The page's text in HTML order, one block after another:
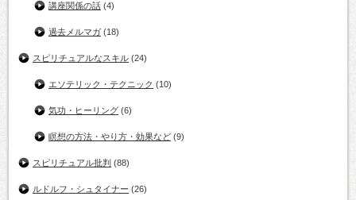
講座関係の話 (4)
過去メルマガ (18)
スピリチュアルなスキル (24)
エソテリック・テクニック (10)
気功・ヒーリング (6)
瞑想の方法・やり方・効果など (9)
スピリチュアル批判 (88)
ルドルフ・シュタイナー (26)